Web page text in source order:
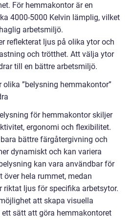
För hemmakontor är en
4000-5000 Kelvin lämplig, vilket
arbetsmiljö.
reflekterat ljus på olika ytor och
och trötthet. Att välja ytor
till en bättre arbetsmiljö.
”belysning hemmakontor”
för hemmakontor skiljer
ergonomi och flexibilitet.
bättre färgåtergivning och
dynamiskt och kan variera
kan vara användbar för
hela rummet, medan
riktat ljus för specifika arbetsytor.
att skapa visuella
sätt att göra hemmakontoret